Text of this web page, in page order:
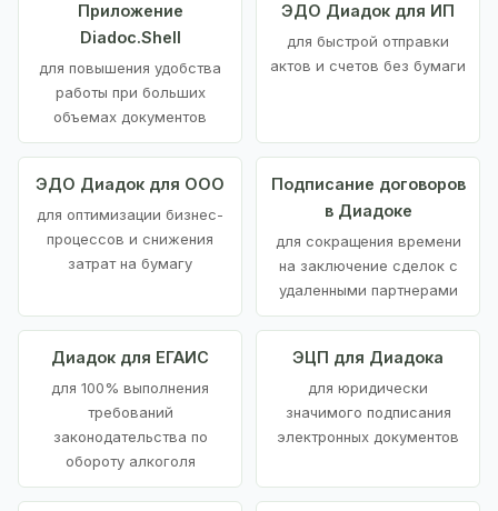
Приложение
Diadoc.Shell
для повышения удобства
работы при больших
объемах документов
ЭДО Диадок для ИП
для быстрой отправки
актов и счетов без бумаги
ЭДО Диадок для ООО
для оптимизации бизнес-
процессов и снижения
затрат на бумагу
Подписание договоров
в Диадоке
для сокращения времени
на заключение сделок с
удаленными партнерами
Диадок для ЕГАИС
для 100% выполнения
требований
законодательства по
обороту алкоголя
ЭЦП для Диадока
для юридически
значимого подписания
электронных документов